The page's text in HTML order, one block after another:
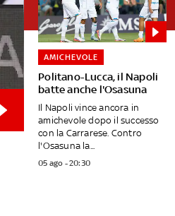
Politano-Lucca, il Napoli
batte anche l'Osasuna
AMICHEVOLE
Il Napoli vince ancora in
amichevole dopo il successo
con la Carrarese. Contro
l'Osasuna la...
05 ago - 20:30